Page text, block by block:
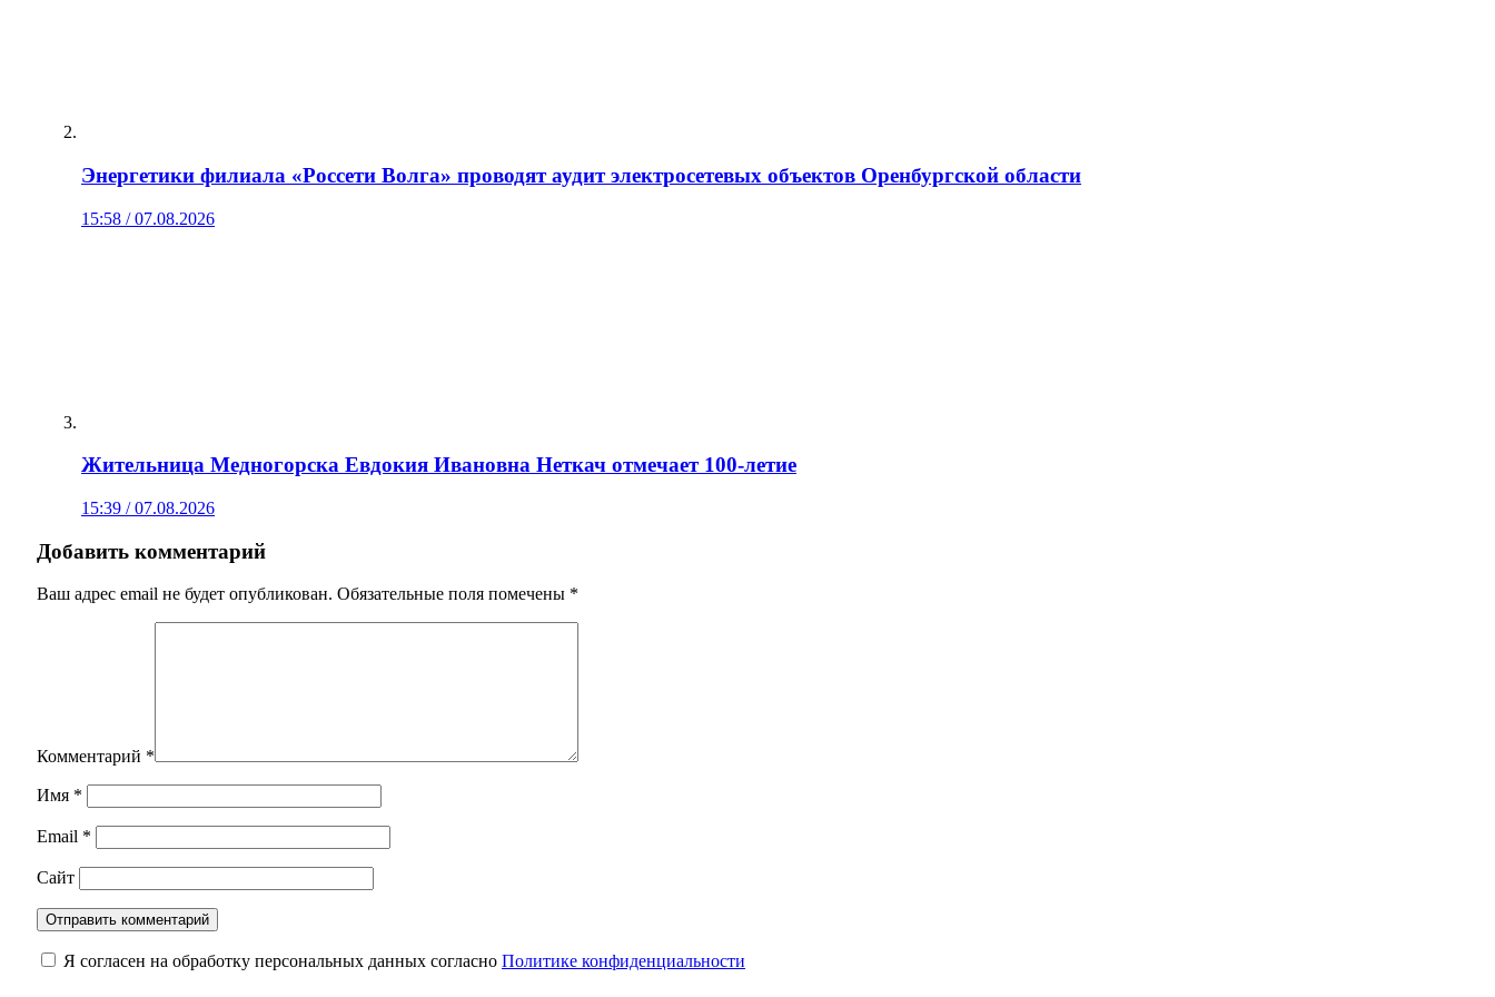
Энергетики филиала «Россети Волга» проводят аудит электросетевых объектов Оренбургской области
15:58 / 07.08.2026
Жительница Медногорска Евдокия Ивановна Неткач отмечает 100-летие
15:39 / 07.08.2026
Добавить комментарий
Ваш адрес email не будет опубликован. Обязательные поля помечены *
Комментарий *
Имя *
Email *
Сайт
Я согласен на обработку персональных данных согласно Политике конфиденциальности